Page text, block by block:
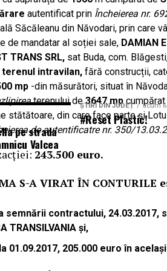
autentificat prin Încheierea nr.
Săcăleanu din Năvodari, prin care
de mandatar al soției sale, DAMIAN
TRANS SRL, sat Buda, com.
terenul intravilan, fără construcții,
mp -din măsurători, situat în
terenului de3647 mpcumpărat
stătătoare, din care face parte și
de autentificatre nr. 350/
243.500 euro.
S-A VIRAT ÎN CONTURILE
semnării contractului, 24.03.2017,
TRANSILVANIA și,
01.09.2017, 205.000 euro în
matricei, fara costuri
impactul pe termen lung
diagnostice.
nu doar că îți
cabinetului tău. O aparatură
practicii tale medicale.
cu specificul șantierelor mobile
mobilălivrată de UZINEX
nu necesită autorizație
șantier.
către beneficiar
varianta compactă din gama
alimentarea unui echipament
fotovoltaice instalate:
de stocare:52 kWh baterii LiFePO4
pe strada
Valcea
ȘTIRI DIN JUDEȚ acum
#Reset Plastic!